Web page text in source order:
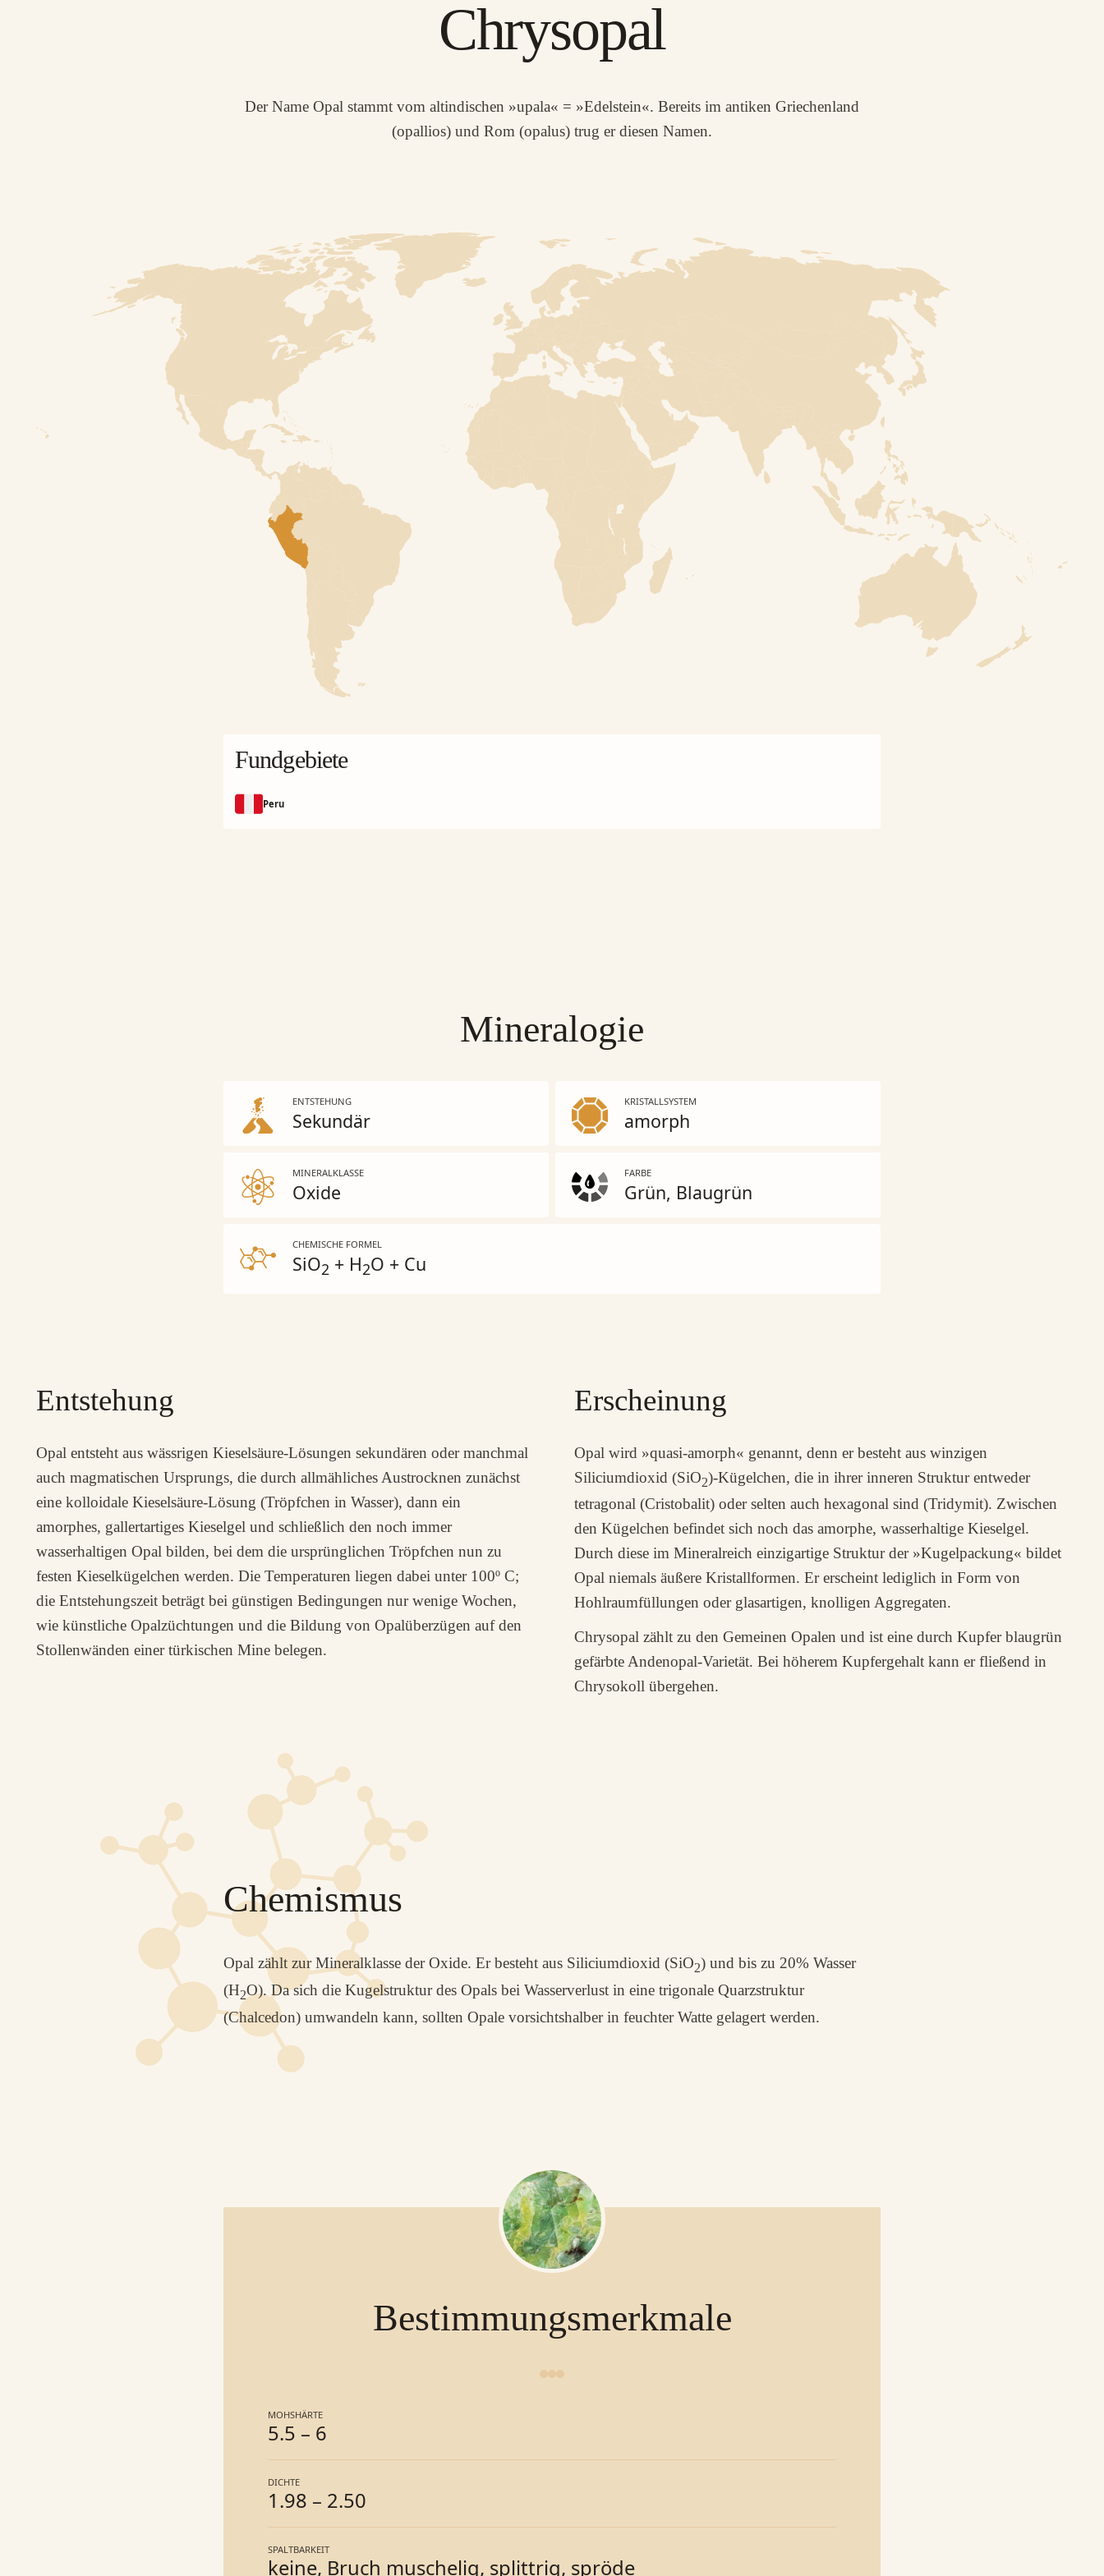
Chrysopal
Der Name Opal stammt vom altindischen »upala« = »Edelstein«. Bereits im antiken Griechenland
(opallios) und Rom (opalus) trug er diesen Namen.
Fundgebiete
Peru
Mineralogie
ENTSTEHUNG
Sekundär
KRISTALLSYSTEM
amorph
MINERALKLASSE
Oxide
FARBE
Grün, Blaugrün
CHEMISCHE FORMEL
SiO2 + H2O + Cu
Entstehung
Opal entsteht aus wässrigen Kieselsäure-Lösungen sekundären oder manchmal
auch magmatischen Ursprungs, die durch allmähliches Austrocknen zunächst
eine kolloidale Kieselsäure-Lösung (Tröpfchen in Wasser), dann ein
amorphes, gallertartiges Kieselgel und schließlich den noch immer
wasserhaltigen Opal bilden, bei dem die ursprünglichen Tröpfchen nun zu
festen Kieselkügelchen werden. Die Temperaturen liegen dabei unter 100º C;
die Entstehungszeit beträgt bei günstigen Bedingungen nur wenige Wochen,
wie künstliche Opalzüchtungen und die Bildung von Opalüberzügen auf den
Stollenwänden einer türkischen Mine belegen.
Erscheinung
Opal wird »quasi-amorph« genannt, denn er besteht aus winzigen
Siliciumdioxid (SiO2)-Kügelchen, die in ihrer inneren Struktur entweder
tetragonal (Cristobalit) oder selten auch hexagonal sind (Tridymit). Zwischen
den Kügelchen befindet sich noch das amorphe, wasserhaltige Kieselgel.
Durch diese im Mineralreich einzigartige Struktur der »Kugelpackung« bildet
Opal niemals äußere Kristallformen. Er erscheint lediglich in Form von
Hohlraumfüllungen oder glasartigen, knolligen Aggregaten.
Chrysopal zählt zu den Gemeinen Opalen und ist eine durch Kupfer blaugrün
gefärbte Andenopal-Varietät. Bei höherem Kupfergehalt kann er fließend in
Chrysokoll übergehen.
Chemismus
Opal zählt zur Mineralklasse der Oxide. Er besteht aus Siliciumdioxid (SiO2) und bis zu 20% Wasser
(H2O). Da sich die Kugelstruktur des Opals bei Wasserverlust in eine trigonale Quarzstruktur
(Chalcedon) umwandeln kann, sollten Opale vorsichtshalber in feuchter Watte gelagert werden.
Bestimmungsmerkmale
MOHSHÄRTE
5.5 – 6
DICHTE
1.98 – 2.50
SPALTBARKEIT
keine, Bruch muschelig, splittrig, spröde